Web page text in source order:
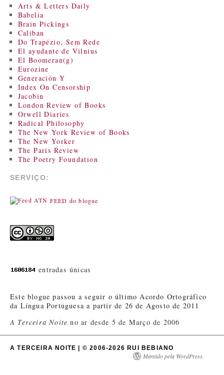
Arts & Letters Daily
Babelia
Brain Pickings
Caliban
Do Trapézio, Sem Rede
El ayudante de Vilnius
El Boomeran(g)
Eurozine
Generación Y
Index On Censorship
Jacobin
London Review of Books
Orwell Diaries
Radical Philosophy
The New York Review of Books
The New Yorker
The Paris Review
The Poetry Foundation
SERVIÇO:
FEED do blogue
entradas únicas
Este blogue passou a seguir o último Acordo Ortográfico
da Língua Portuguesa a partir de 26 de Agosto de 2011
A Terceira Noite no ar desde 5 de Março de 2006
A TERCEIRA NOITE | © 2006-2026 RUI BEBIANO
Mantido pela WordPress.